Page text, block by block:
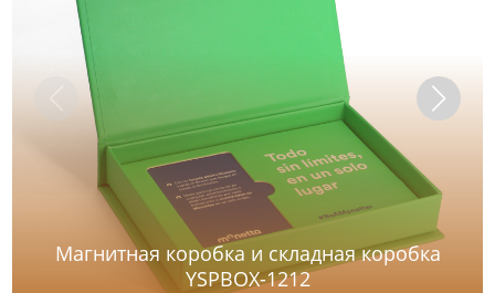
Магнитная коробка и складная коробка
YSPBOX-1212